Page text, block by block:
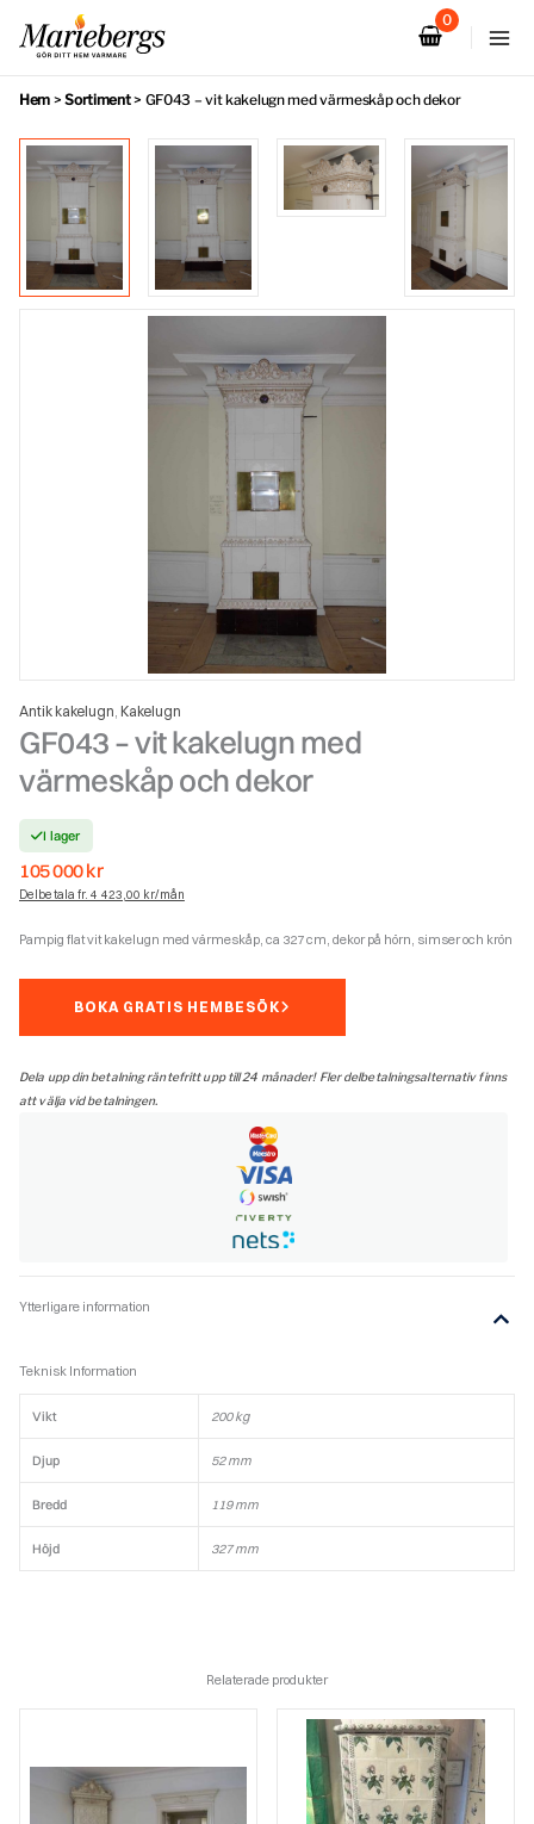
innehåll
Hem >Sortiment> GF043 – vit kakelugn med värmeskåp och dekor
Antik kakelugn, Kakelugn
GF043 – vit kakelugn med
värmeskåp och dekor
I lager
105 000kr
Delbetala fr. 4 423,00 kr/mån
Pampig flat vit kakelugn med värmeskåp, ca 327 cm, dekor på hörn, simser och krön
BOKA GRATIS HEMBESÖK
Dela upp din betalning räntefritt upp till 24 månader! Fler delbetalningsalternativ finns
att välja vid betalningen.
Ytterligare information
Teknisk Information
Vikt 200 kg
Djup 52 mm
Bredd 119 mm
Höjd 327 mm
Relaterade produkter